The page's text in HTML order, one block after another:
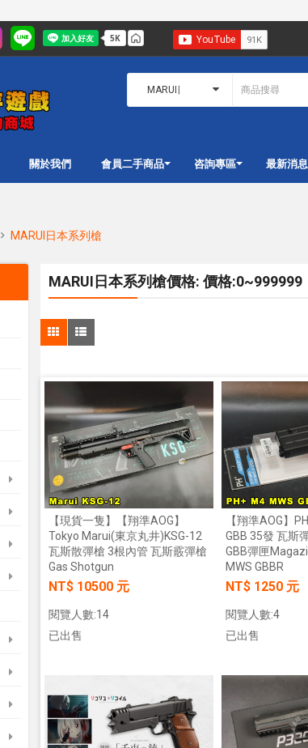
關於我們 會員二手商品 咨詢專區 最新消息
MARUI日本系列槍
MARUI日本系列槍價格: 價格:0~999999
【現貨一隻】【翔準AOG】
Tokyo Marui(東京丸井)KSG-12
瓦斯散彈槍 3根內管 瓦斯霰彈槍
Gas Shotgun
NT$ 10500 元
閱覽人數:14
已出售
【翔準AOG】
GBB 35發 瓦斯
GBB彈匣
MWS GBBR
NT$ 1250 元
閱覽人數:4
已出售